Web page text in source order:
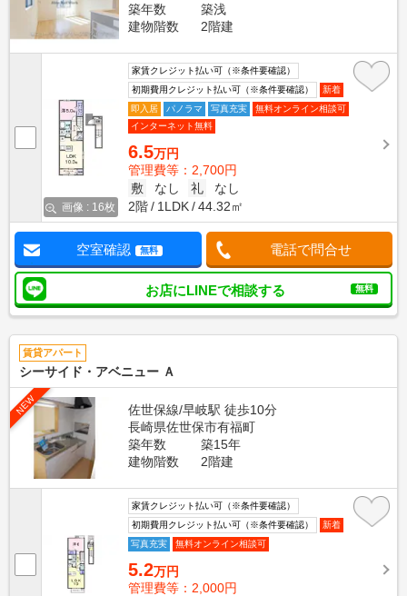
築年数
築浅
建物階数
2階建
画像 : 16枚
家賃クレジット払い可（※条件要確認）
初期費用クレジット払い可（※条件要確認）
新着
即入居
パノラマ 写真充実
無料オンライン相談可
インターネット無料
6.5万円
管理費等：2,700円
敷
なし 礼
なし
2階
1LDK 44.32㎡
空室確認 無料 電話で問合せ
お店にLINEで相談する 無料
賃貸アパート
シーサイド・アベニュー Ａ
NEW
佐世保線/早岐駅 徒歩10分
長崎県佐世保市有福町
築年数
築15年
建物階数
2階建
家賃クレジット払い可（※条件要確認）
初期費用クレジット払い可（※条件要確認）
新着
写真充実
無料オンライン相談可
5.2万円
管理費等：2,000円